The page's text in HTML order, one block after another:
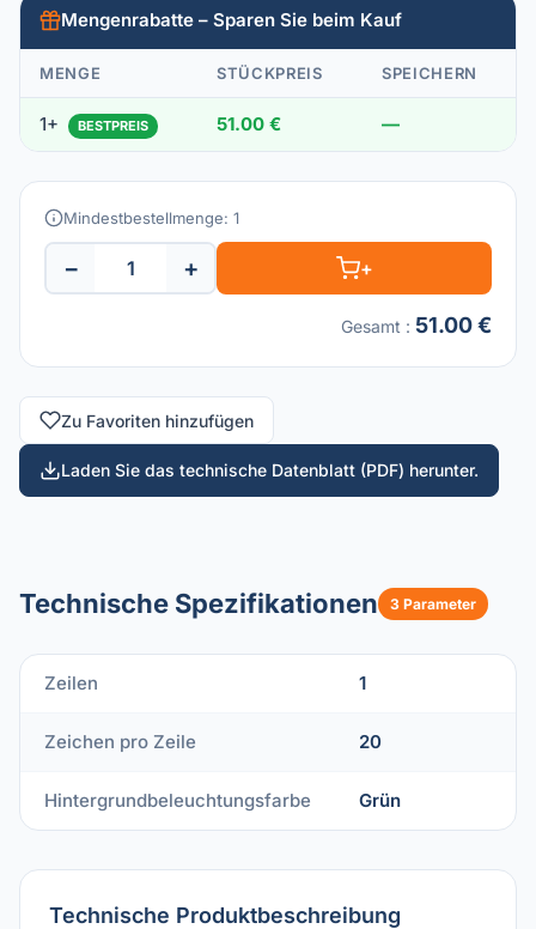
Mengenrabatte – Sparen Sie beim Kauf
MENGE STÜCKPREIS SPEICHERN
1+ BESTPREIS 51.00 € —
Mindestbestellmenge: 1
− + +
Gesamt : 51.00 €
Zu Favoriten hinzufügen
Laden Sie das technische Datenblatt (PDF) herunter.
Technische Spezifikationen 3 Parameter
Zeilen 1
Zeichen pro Zeile 20
Hintergrundbeleuchtungsfarbe Grün
Technische Produktbeschreibung